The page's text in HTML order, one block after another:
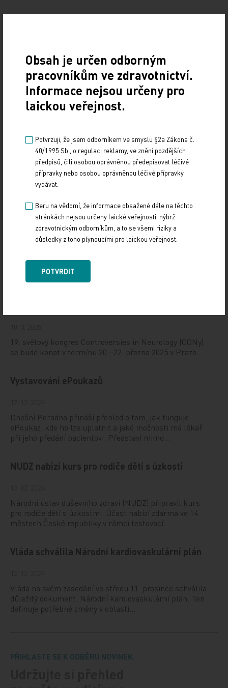
Zdroj: ČTK
Sdílejte článek
19. světový kongres Controversies in Neurology (CONy)
se bude konat v termínu 20.–22. března 2025 v Praze.
Vystavování ePoukazů
Dnešní Poradna přináší přehled o tom, jak funguje
ePoukaz, kde ho lze uplatnit a jaké možnosti má lékař
při jeho předání pacientovi. Představí mimo…
NUDZ nabízí kurs pro rodiče dětí s úzkostí
Národní ústav duševního zdraví (NUDZ) připravil kurs
pro rodiče dětí s úzkostmi. Účast nabízí zdarma ve 14
městech České republiky v rámci testovací…
Vláda schválila Národní kardiovaskulární plán
Vláda na svém zasedání ve středu 11. prosince schválila
důležitý dokument, Národní kardiovaskulární plán. Ten
definuje potřebné změny v oblasti…
PŘIHLASTE SE K ODBĚRU NOVINEK.
Obsah je určen odborným
pracovníkům ve zdravotnictví.
Informace nejsou určeny pro
laickou veřejnost.
Potvrzuji, že jsem odborníkem ve smyslu §2a Zákona č.
40/1995 Sb., o regulaci reklamy, ve znění pozdějších
předpisů, čili osobou oprávněnou předepisovat léčivé
přípravky nebo osobou oprávněnou léčivé přípravky
vydávat.
Beru na vědomí, že informace obsažené dále na těchto
stránkách nejsou určeny laické veřejnosti, nýbrž
zdravotnickým odborníkům, a to se všemi riziky a
důsledky z toho plynoucími pro laickou veřejnost.
POTVRDIT